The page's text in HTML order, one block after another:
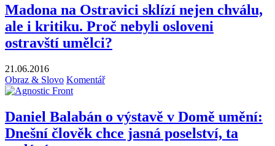
Madona na Ostravici sklízí nejen chválu,
ale i kritiku. Proč nebyli osloveni
ostravští umělci?
21.06.2016
Obraz & Slovo Komentář
Daniel Balabán o výstavě v Domě umění:
Dnešní člověk chce jasná poselství, ta